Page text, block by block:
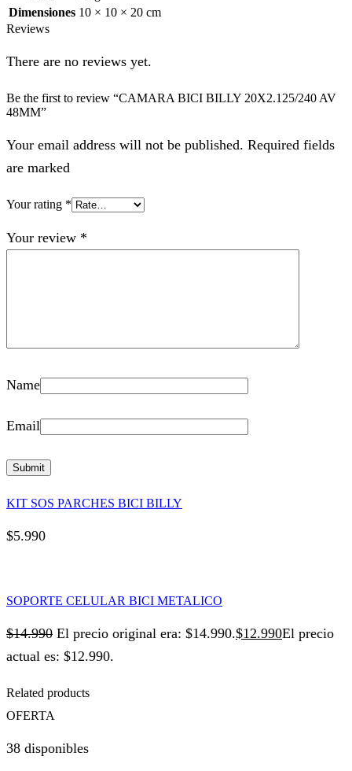
Dimensiones 10 × 10 × 20 cm
Reviews
There are no reviews yet.
Be the first to review “CAMARA BICI BILLY 20X2.125/240 AV
48MM”
Your email address will not be published. Required fields
are marked
Your rating *
Your review *
Name
Email
KIT SOS PARCHES BICI BILLY
$5.990
SOPORTE CELULAR BICI METALICO
$14.990 El precio original era: $14.990.$12.990El precio
actual es: $12.990.
Related products
OFERTA
38 disponibles